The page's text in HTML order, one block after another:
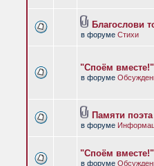
Благослови
в форуме Стихи
"Споём
в форуме
Памяти
в форуме
"Споём
в форуме